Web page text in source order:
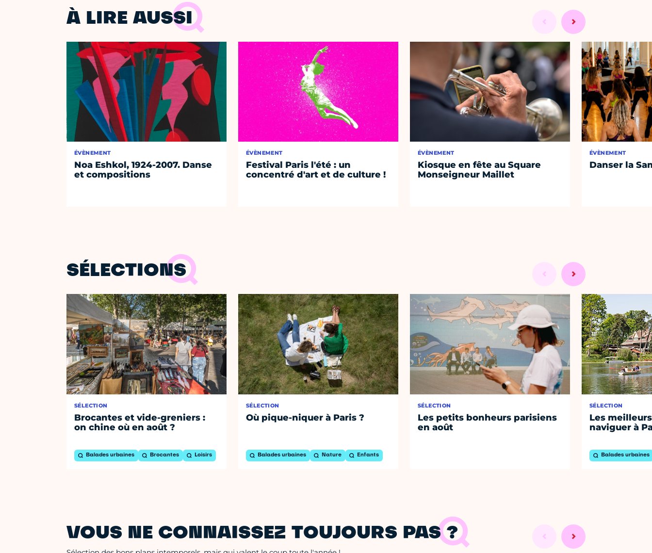
À LIRE AUSSI
ÉVÈNEMENT
Noa Eshkol, 1924-2007. Danse
et compositions
ÉVÈNEMENT
Festival Paris l'été : un
concentré d'art et de culture !
ÉVÈNEMENT
Kiosque en fête au Square
Monseigneur Maillet
ÉVÈNEMENT
Danser la
SÉLECTIONS
SÉLECTION
Brocantes et vide-greniers :
on chine où en août ?
Balades urbaines Brocantes Loisirs
SÉLECTION
Où pique-niquer à Paris ?
Balades urbaines Nature Enfants
SÉLECTION
Les petits bonheurs parisiens
en août
SÉLECTION
Les
naviguer à
Balades urbaines
VOUS NE CONNAISSEZ TOUJOURS PAS ?